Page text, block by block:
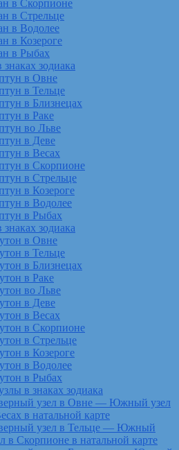
в Скорпионе
в Стрельце
в Водолее
в Козероге
в Рыбах
зодиака
в Овне
в Тельце
в Близнецах
в Раке
во Льве
в Деве
в Весах
в Скорпионе
в Стрельце
в Козероге
в Водолее
в Рыбах
зодиака
в Овне
в Тельце
в Близнецах
в Раке
во Льве
в Деве
в Весах
в Скорпионе
в Стрельце
в Козероге
в Водолее
в Рыбах
в знаках зодиака
узел в Овне — Южный узел
в натальной карте
узел в Тельце — Южный
в Скорпионе в натальной карте